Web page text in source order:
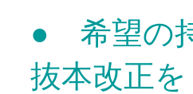
● 希望の
抜本改正を